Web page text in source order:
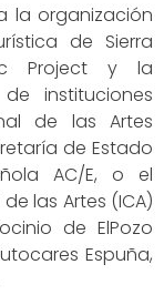
la organización
de Sierra
Project y la
instituciones
de las Artes
de Estado
AC/E, o el
las Artes (ICA)
de ElPozo
Espuña,